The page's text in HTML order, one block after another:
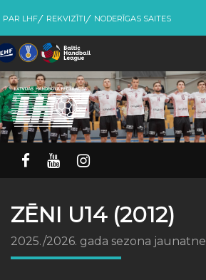
PAR LHF REKVIZĪTI NODERĪGAS SAITES
ZĒNI U14 (2012)
2025./2026. gada sezona jaunatne